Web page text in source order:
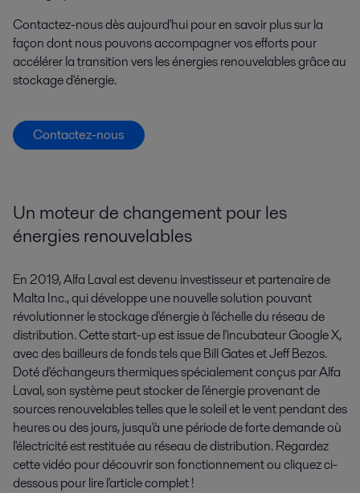
Contactez-nous dès aujourd'hui pour en savoir plus sur la
façon dont nous pouvons accompagner vos efforts pour
accélérer la transition vers les énergies renouvelables grâce au
stockage d'énergie.
Contactez-nous
Un moteur de changement pour les
énergies renouvelables
En 2019, Alfa Laval est devenu investisseur et partenaire de
Malta Inc., qui développe une nouvelle solution pouvant
révolutionner le stockage d'énergie à l'échelle du réseau de
distribution. Cette start-up est issue de l'incubateur Google X,
avec des bailleurs de fonds tels que Bill Gates et Jeff Bezos.
Doté d'échangeurs thermiques spécialement conçus par Alfa
Laval, son système peut stocker de l'énergie provenant de
sources renouvelables telles que le soleil et le vent pendant des
heures ou des jours, jusqu'à une période de forte demande où
l'électricité est restituée au réseau de distribution. Regardez
cette vidéo pour découvrir son fonctionnement ou cliquez ci-
dessous pour lire l'article complet !